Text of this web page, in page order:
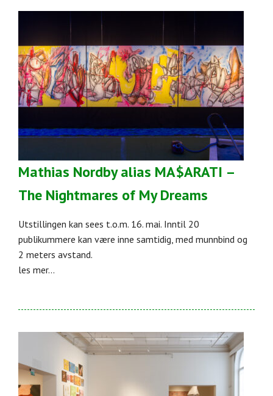
Mathias Nordby alias MA$ARATI –
The Nightmares of My Dreams
Utstillingen kan sees t.o.m. 16. mai. Inntil 20
publikummere kan være inne samtidig, med munnbind og
2 meters avstand.
les mer...